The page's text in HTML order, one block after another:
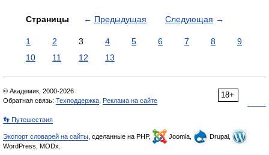
Страницы ← Предыдущая Следующая →
1 2 3 4 5 6 7 8
9
10
11 12 13
18+
© Академик, 2000-2026
Обратная связь: Техподдержка Реклама на сайте
👣 Путешествия
Экспорт словарей на сайты , сделанные на PHP, Joomla,
Drupal,
WordPress, MODx.